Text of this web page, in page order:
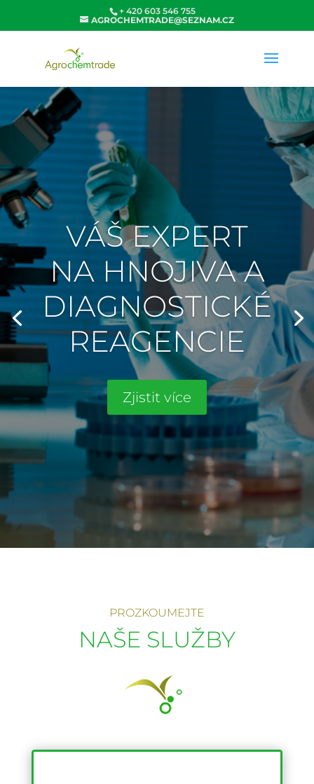
+ 420 603 546 755
AGROCHEMTRADE@SEZNAM.CZ
VÁŠ EXPERT
NA HNOJIVA A
DIAGNOSTICKÉ
REAGENCIE
Zjistit více
PROZKOUMEJTE
NAŠE SLUŽBY